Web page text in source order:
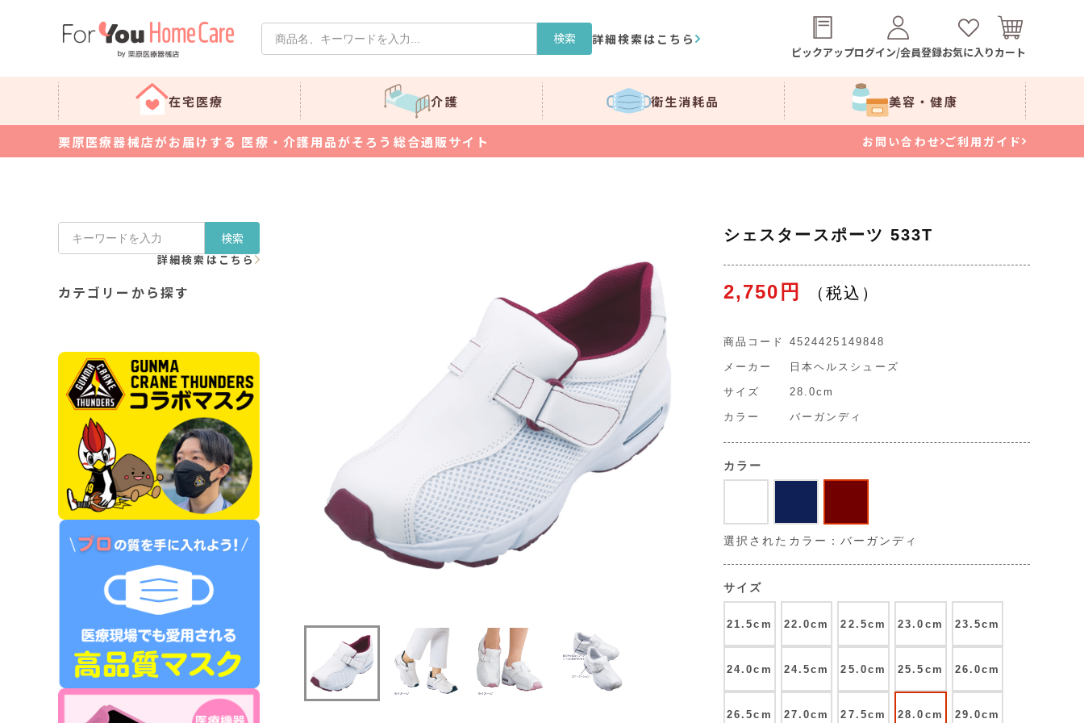
検索 詳細検索はこちら
ピックアップログイン/会員登録お気に入りカート
在宅医療 介護 衛生消耗品 美容・健康
栗原医療器械店がお届けする 医療・介護用品がそろう総合通販サイト お問い合わせ ご利用ガイド
検索
詳細検索はこちら
カテゴリーから探す
シェスタースポーツ 533T
2,750円
商品コード 4524425149848
メーカー 日本ヘルスシューズ
サイズ 28.0cm
カラー バーガンディ
カラー
選択されたカラー：バーガンディ
サイズ
21.5cm 22.0cm 22.5cm 23.0cm 23.5cm
24.0cm 24.5cm 25.0cm 25.5cm 26.0cm
26.5cm 27.0cm 27.5cm 28.0cm 29.0cm